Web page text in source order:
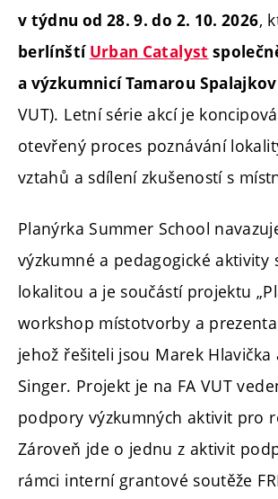
v týdnu od 28. 9. do 2. 10. 2026,
berlínští Urban Catalyst
a výzkumnicí Tamarou
VUT). Letní série akcí je
otevřený proces poznávání
vztahů a sdílení zkušeností s
Planýrka Summer School
výzkumné a pedagogické aktivity
lokalitou a je součástí projektu
workshop místotvorby a
jehož řešiteli jsou Marek Hlavička
Singer. Projekt je na FA VUT
podpory výzkumných aktivit pro
Zároveň jde o jednu z aktivit
rámci interní grantové soutěže